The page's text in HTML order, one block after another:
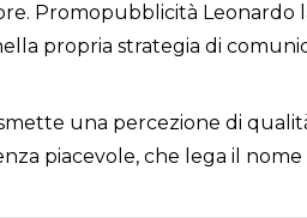
Promopubblicità
propria strategia di
una percezione di
piacevole, che lega il